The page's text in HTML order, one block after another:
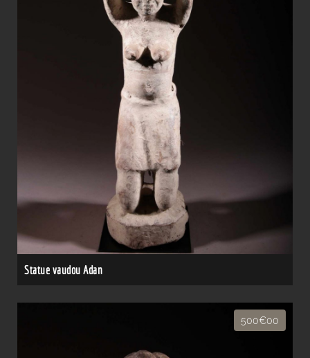
Statue vaudou Adan
500€00